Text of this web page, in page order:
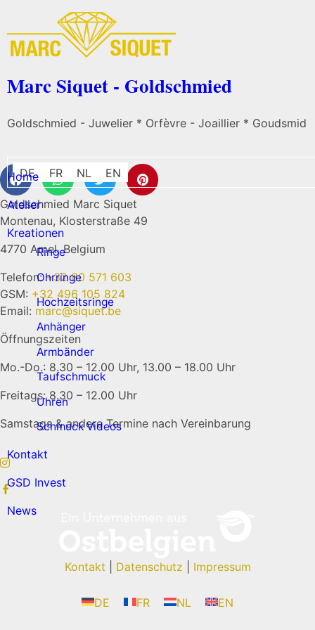
Marc Siquet - Goldschmied
Goldschmied - Juwelier * Orfèvre - Joaillier * Goudsmid
DE FR NL EN
Home
Atelier
Kreationen
Ringe
Ohrringe
Hochzeitsringe
Anhänger
Armbänder
Taufschmuck
Uhren
Schmuck Videos
Kontakt
GSD Invest
News
Goldschmied Marc Siquet
Montenau, Klosterstraße 49
4770 Amel, Belgium
Telefon:+32 80 571 603
GSM: +32 496 105 824
Email: marc@siquet.be
Öffnungszeiten
Mo.-Do.: 8.30 – 12.00 Uhr, 13.00 – 18.00 Uhr
Freitags: 8.30 – 12.00 Uhr
Samstags & andere Termine nach Vereinbarung
DE FR NL EN
Kontakt Datenschutz Impressum